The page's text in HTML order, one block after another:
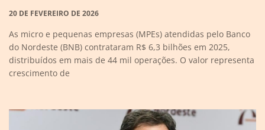
20 DE FEVEREIRO DE 2026
As micro e pequenas empresas (MPEs) atendidas pelo Banco
do Nordeste (BNB) contrataram R$ 6,3 bilhões em 2025,
distribuídos em mais de 44 mil operações. O valor representa
crescimento de